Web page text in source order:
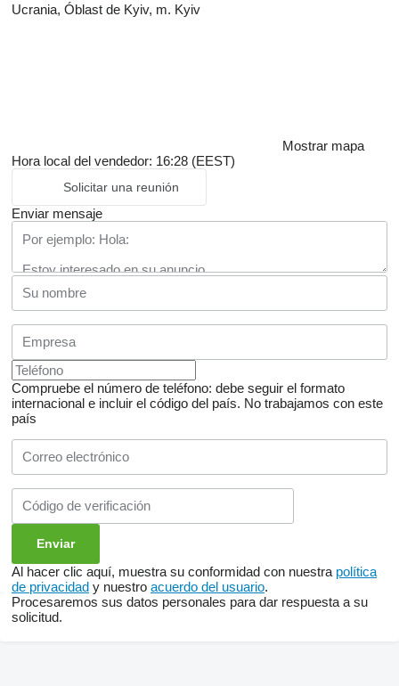
Ucrania, Óblast de Kyiv, m. Kyiv
Mostrar mapa
Hora local del vendedor: 16:28 (EEST)
Solicitar una reunión
Enviar mensaje
Compruebe el número de teléfono: debe seguir el formato
internacional e incluir el código del país. No trabajamos con este
país
Al hacer clic aquí, muestra su conformidad con nuestra política
de privacidad y nuestro acuerdo del usuario.
Procesaremos sus datos personales para dar respuesta a su
solicitud.